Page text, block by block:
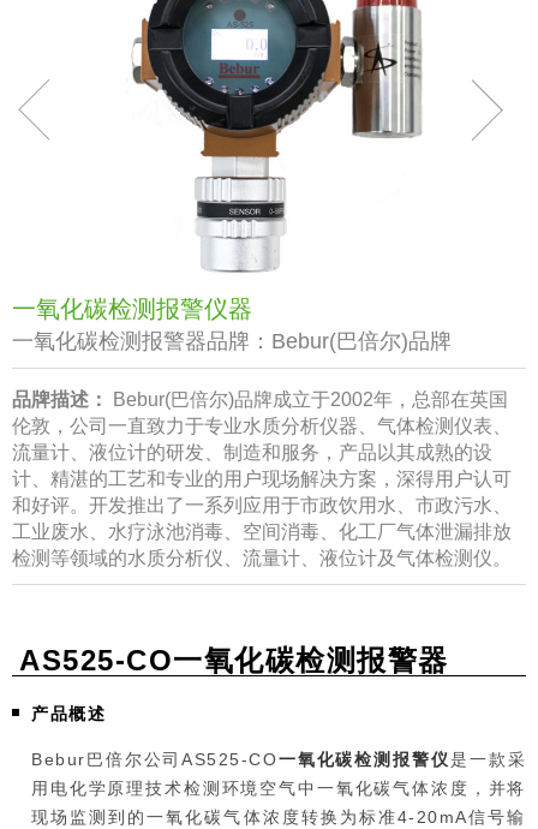
一氧化碳检测报警仪器
一氧化碳检测报警器品牌： Bebur(巴倍尔)品牌
品牌描述：
Bebur(巴倍尔)品牌成立于2002年，总部在英国
伦敦，公司一直致力于专业水质分析仪器、气体检测仪表、
流量计、液位计的研发、制造和服务，产品以其成熟的设
计、精湛的工艺和专业的用户现场解决方案，深得用户认可
和好评。开发推出了一系列应用于市政饮用水、市政污水、
工业废水、水疗泳池消毒、空间消毒、化工厂气体泄漏排放
检测等领域的水质分析仪、流量计、液位计及气体检测仪。
AS525-CO一氧化碳检测报警器
产品概述
Bebur巴倍尔公司AS525-CO一氧化碳检测报警仪是一款采
用电化学原理技术检测环境空气中一氧化碳气体浓度，并将
现场监测到的一氧化碳气体浓度转换为标准4-20mA信号输